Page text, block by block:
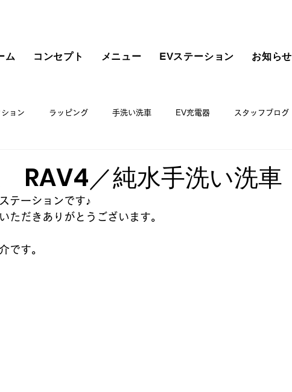
ム コンセプト メニュー EVステーション お知らせ
ョン ラッピング 手洗い洗車 EV充電器 スタッフブログ
RAV4／純水手洗い洗車
テーションです♪
ただきありがとうございます。
です。